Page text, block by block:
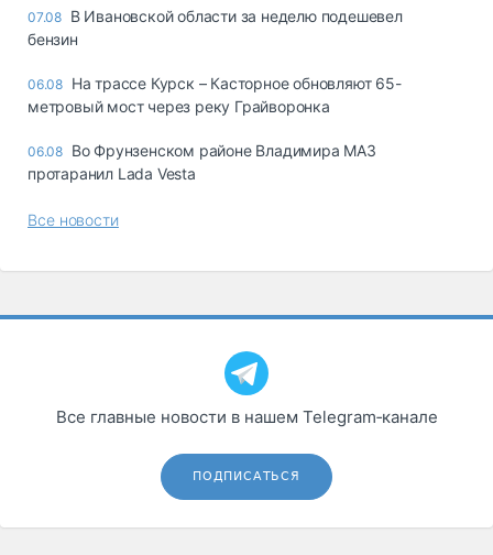
07.08 В Ивановской области за неделю подешевел
бензин
06.08 На трассе Курск – Касторное обновляют 65-
метровый мост через реку Грайворонка
06.08 Во Фрунзенском районе Владимира МАЗ
протаранил Lada Vesta
Все новости
Все главные новости в нашем Telegram‑канале
ПОДПИСАТЬСЯ